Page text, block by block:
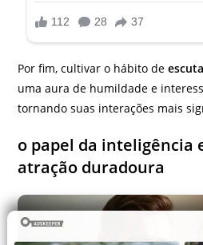
Por fim, cultivar o hábito de
uma aura de humildade e
tornando suas interações mais
o papel da inteligência
atração duradoura